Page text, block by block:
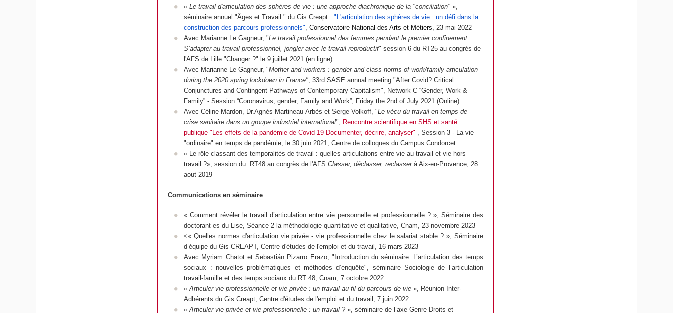
«Le travail d'articulation des sphères de vie : une approche diachronique de la "conciliation" »,
séminaire annuel "Âges et Travail " du Gis Creapt :" L'articulation des sphères de vie : un défi dans la
construction des parcours professionnels",Conservatoire National des Arts et Métiers,23 mai 2022
Avec Marianne Le Gagneur, "Le travail professionnel des femmes pendant le premier confinement.
S’adapter au travail professionnel, jongler avec le travail reproductif" session 6 du RT25 au congrès de
l'AFS de Lille "Changer ?" le 9 juillet 2021 (en ligne)
Avec Marianne Le Gagneur, "Mother and workers : gender and class norms of work/family articulation
during the 2020 spring lockdown in France", 33rd SASE annual meeting "After Covid? Critical
Conjunctures and Contingent Pathways of Contemporary Capitalism", Network C “Gender, Work &
Family” - Session “Coronavirus, gender, Family and Work”, Friday the 2nd of July 2021 (Online)
Avec Céline Mardon, Dr.Agnès Martineau-Arbès et Serge Volkoff, "Le vécu du travail en temps de
crise sanitaire dans un groupe industriel international", Rencontre scientifique en SHS et santé
publique "Les effets de la pandémie de Covid-19 Documenter, décrire, analyser" , Session 3 - La vie
"ordinaire" en temps de pandémie, le 30 juin 2021, Centre de colloques du Campus Condorcet
« Le rôle classant des temporalités de travail : quelles articulations entre vie au travail et vie hors
travail ?», session du RT48 au congrès de l'AFSClasser, déclasser, reclasserà Aix-en-Provence, 28
aout 2019
Communications en séminaire
« Comment révéler le travail d’articulation entre vie personnelle et professionnelle ? », Séminaire des
doctorant-es du Lise, Séance 2 la méthodologie quantitative et qualitative, Cnam, 23 novembre 2023
<«Quelles normes d'articulation vie privée - vie professionnelle chez le salariat stable ? », Séminaire
d’équipe du Gis CREAPT, Centre d'études de l'emploi et du travail, 16 mars 2023
Avec Myriam Chatot et Sebastián Pizarro Erazo, " Introduction du séminaire. L’articulation des temps
sociaux : nouvelles problématiques et méthodes d’enquête", séminaire Sociologie de l’articulation
travail-famille et des temps sociaux du RT 48, Cnam, 7 octobre 2022
«Articuler vie professionnelle et vie privée : un travail au fil du parcours de vie », Réunion Inter-
Adhérents du Gis Creapt, Centre d'études de l'emploi et du travail, 7 juin 2022
« Articuler vie privée et vie professionnelle : un travail ?», séminaire de l’axe Genre Droits et